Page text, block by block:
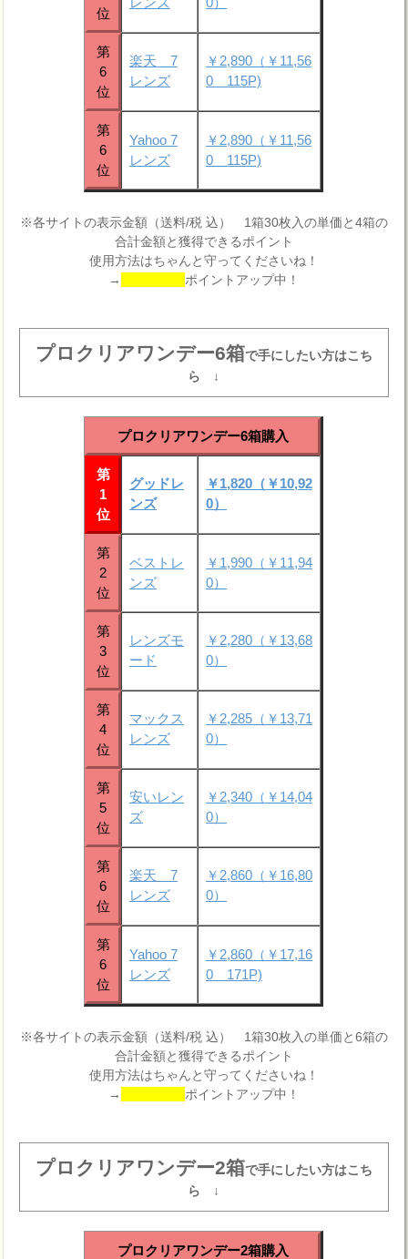
位
第
6
位
楽天 7
レンズ
￥2,890（￥11,56
0 115P)
第
6
位
Yahoo 7
レンズ
￥2,890（￥11,56
0 115P)
※各サイトの表示金額（送料/税 込） 1箱30枚入の単価と4箱の
合計金額と獲得できるポイント
使用方法はちゃんと守ってくださいね！
→
ポイントアップ中！
プロクリアワンデー6箱で手にしたい方はこち
ら ↓
プロクリアワンデー6箱購入
第
1
位
グッドレ
ンズ
￥1,820（￥10,92
0）
第
2
位
ベストレ
ンズ
￥1,990（￥11,94
0）
第
3
位
レンズモ
ード
￥2,280（￥13,68
0）
第
4
位
マックス
レンズ
￥2,285（￥13,71
0）
第
5
位
安いレン
ズ
￥2,340（￥14,04
0）
第
6
位
楽天 7
レンズ
￥2,860（￥16,80
0）
第
6
位
Yahoo 7
レンズ
￥2,860（￥17,16
0 171P)
※各サイトの表示金額（送料/税 込） 1箱30枚入の単価と6箱の
合計金額と獲得できるポイント
使用方法はちゃんと守ってくださいね！
→
ポイントアップ中！
プロクリアワンデー2箱で手にしたい方はこち
ら ↓
プロクリアワンデー2箱購入